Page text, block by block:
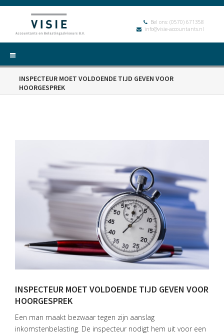
Bel ons: (0570) 671358
info@visie-accountants.nl
DIENSTEN
OVER
VISIE
INSPECTEUR MOET VOLDOENDE TIJD GEVEN VOOR
HOORGESPREK
INSPECTEUR MOET VOLDOENDE TIJD GEVEN VOOR
HOORGESPREK
Een man maakt bezwaar tegen zijn aanslag
inkomstenbelasting. De inspecteur nodigt hem uit voor een